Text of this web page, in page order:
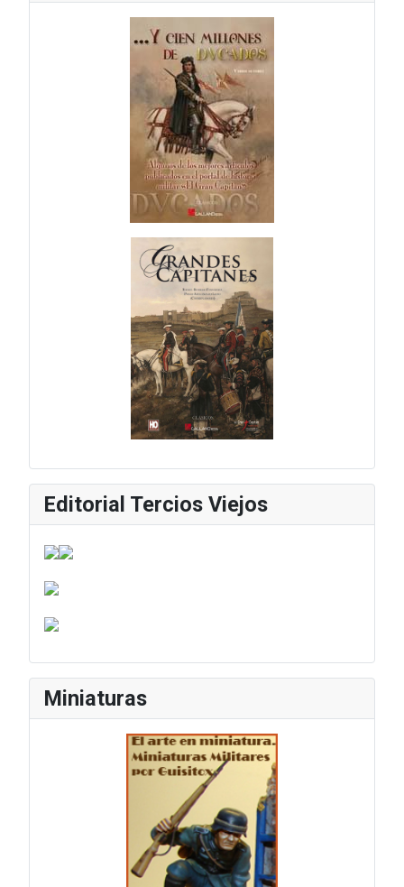
Editorial Tercios Viejos
Miniaturas